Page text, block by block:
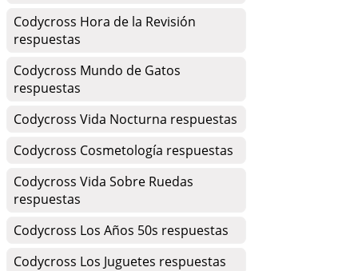
Codycross Hora de la Revisión
respuestas
Codycross Mundo de Gatos
respuestas
Codycross Vida Nocturna respuestas
Codycross Cosmetología respuestas
Codycross Vida Sobre Ruedas
respuestas
Codycross Los Años 50s respuestas
Codycross Los Juguetes respuestas